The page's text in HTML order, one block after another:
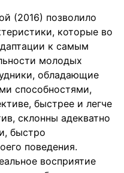
(2016) позволило
которые во
к самым
молодых
обладающие
способностями,
быстрее и легче
склонны адекватно
быстро
поведения.
восприятие